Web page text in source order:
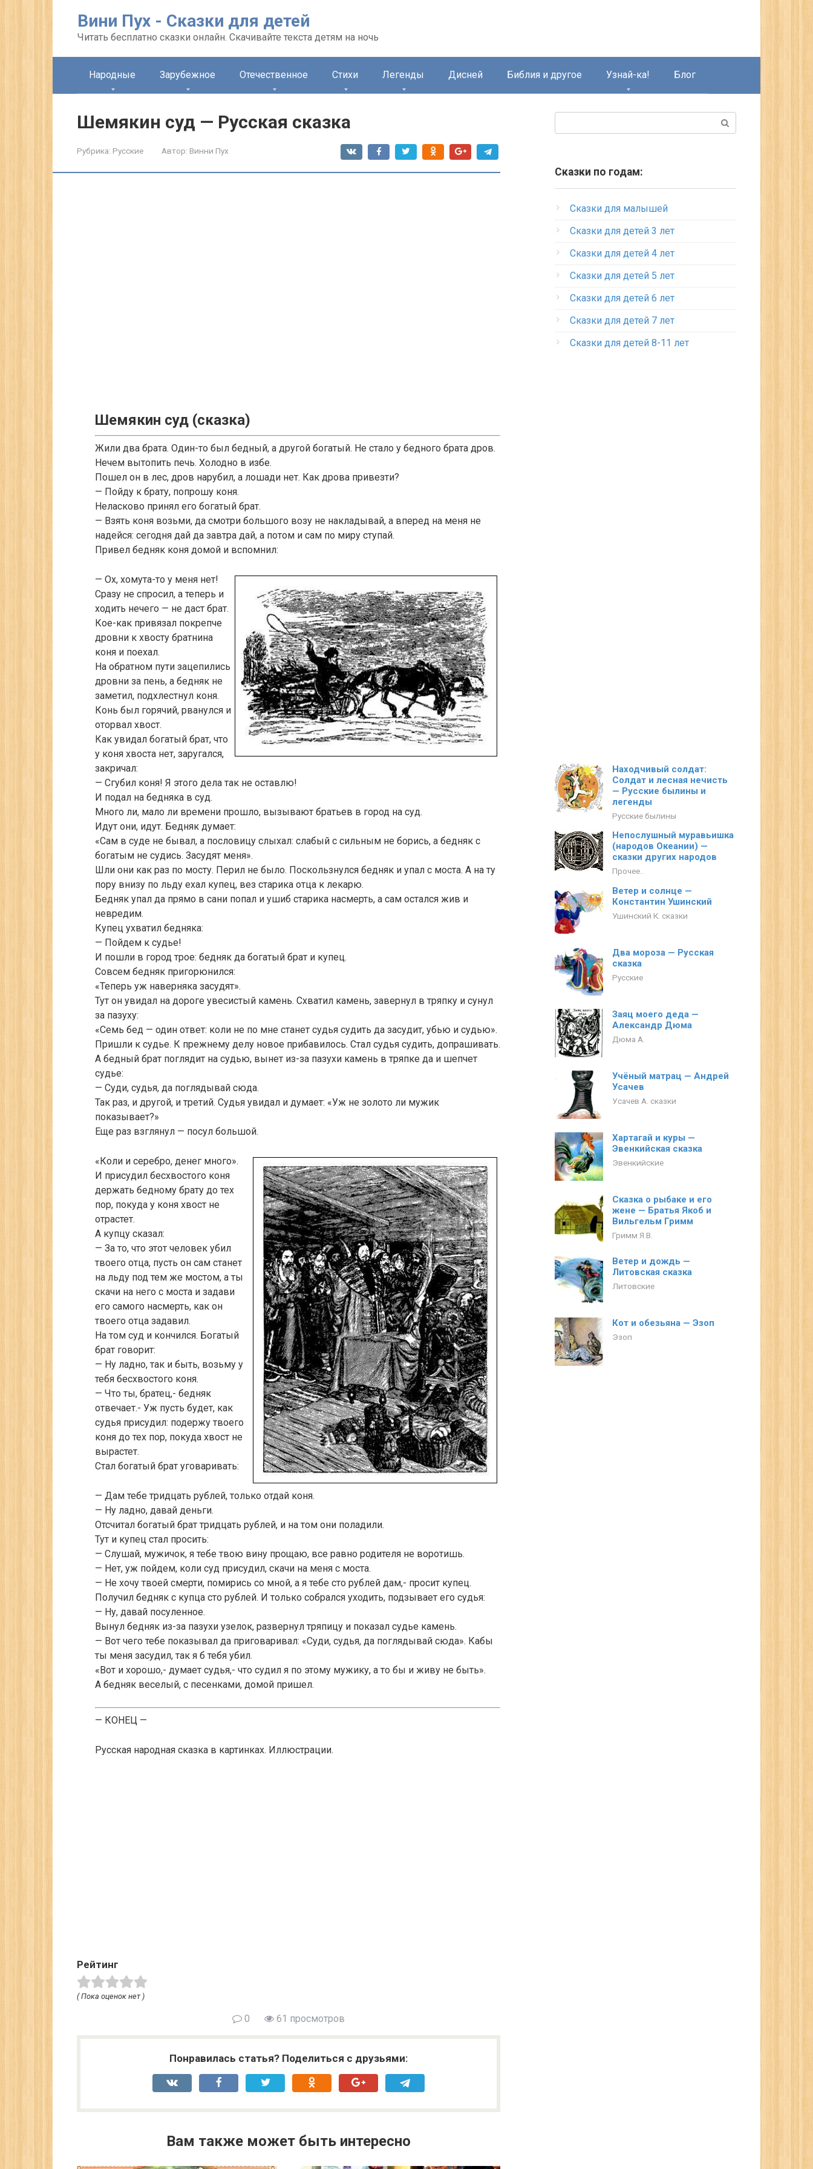
Вини Пух - Сказки для детей
Читать бесплатно сказки онлайн. Скачивайте текста детям на ночь
Народные Зарубежное Отечественное Стихи Легенды Дисней Библия и другое Узнай-ка! Блог
Шемякин суд — Русская сказка
Рубрика: Русские Автор: Винни Пух
Шемякин суд (сказка)
Жили два брата. Один-то был бедный, а другой богатый. Не стало у бедного брата дров.
Нечем вытопить печь. Холодно в избе.
Пошел он в лес, дров нарубил, а лошади нет. Как дрова привезти?
— Пойду к брату, попрошу коня.
Неласково принял его богатый брат.
— Взять коня возьми, да смотри большого возу не накладывай, а вперед на меня не
надейся: сегодня дай да завтра дай, а потом и сам по миру ступай.
Привел бедняк коня домой и вспомнил:
— Ох, хомута-то у меня нет!
Сразу не спросил, а теперь и
ходить нечего — не даст брат.
Кое-как привязал покрепче
дровни к хвосту братнина
коня и поехал.
На обратном пути зацепились
дровни за пень, а бедняк не
заметил, подхлестнул коня.
Конь был горячий, рванулся и
оторвал хвост.
Как увидал богатый брат, что
у коня хвоста нет, заругался,
закричал:
— Сгубил коня! Я этого дела так не оставлю!
И подал на бедняка в суд.
Много ли, мало ли времени прошло, вызывают братьев в город на суд.
Идут они, идут. Бедняк думает:
«Сам в суде не бывал, а пословицу слыхал: слабый с сильным не борись, а бедняк с
богатым не судись. Засудят меня».
Шли они как раз по мосту. Перил не было. Поскользнулся бедняк и упал с моста. А на ту
пору внизу по льду ехал купец, вез старика отца к лекарю.
Бедняк упал да прямо в сани попал и ушиб старика насмерть, а сам остался жив и
невредим.
Купец ухватил бедняка:
— Пойдем к судье!
И пошли в город трое: бедняк да богатый брат и купец.
Совсем бедняк пригорюнился:
«Теперь уж наверняка засудят».
Тут он увидал на дороге увесистый камень. Схватил камень, завернул в тряпку и сунул
за пазуху:
«Семь бед — один ответ: коли не по мне станет судья судить да засудит, убью и судью».
Пришли к судье. К прежнему делу новое прибавилось. Стал судья судить, допрашивать.
А бедный брат поглядит на судью, вынет из-за пазухи камень в тряпке да и шепчет
судье:
— Суди, судья, да поглядывай сюда.
Так раз, и другой, и третий. Судья увидал и думает: «Уж не золото ли мужик
показывает?»
Еще раз взглянул — посул большой.
«Коли и серебро, денег много».
И присудил бесхвостого коня
держать бедному брату до тех
пор, покуда у коня хвост не
отрастет.
А купцу сказал:
— За то, что этот человек убил
твоего отца, пусть он сам станет
на льду под тем же мостом, а ты
скачи на него с моста и задави
его самого насмерть, как он
твоего отца задавил.
На том суд и кончился. Богатый
брат говорит:
— Ну ладно, так и быть, возьму у
тебя бесхвостого коня.
— Что ты, братец,- бедняк
отвечает.- Уж пусть будет, как
судья присудил: подержу твоего
коня до тех пор, покуда хвост не
вырастет.
Стал богатый брат уговаривать:
— Дам тебе тридцать рублей, только отдай коня.
— Ну ладно, давай деньги.
Отсчитал богатый брат тридцать рублей, и на том они поладили.
Тут и купец стал просить:
— Слушай, мужичок, я тебе твою вину прощаю, все равно родителя не воротишь.
— Нет, уж пойдем, коли суд присудил, скачи на меня с моста.
— Не хочу твоей смерти, помирись со мной, а я тебе сто рублей дам,- просит купец.
Получил бедняк с купца сто рублей. И только собрался уходить, подзывает его судья:
— Ну, давай посуленное.
Вынул бедняк из-за пазухи узелок, развернул тряпицу и показал судье камень.
— Вот чего тебе показывал да приговаривал: «Суди, судья, да поглядывай сюда». Кабы
ты меня засудил, так я б тебя убил.
«Вот и хорошо,- думает судья,- что судил я по этому мужику, а то бы и живу не быть».
А бедняк веселый, с песенками, домой пришел.
— КОНЕЦ —
Русская народная сказка в картинках. Иллюстрации.
Рейтинг
( Пока оценок нет )
0 61 просмотров
Понравилась статья? Поделиться с друзьями:
Вам также может быть интересно
Сказки по годам:
Сказки для малышей
Сказки для детей 3 лет
Сказки для детей 4 лет
Сказки для детей 5 лет
Сказки для детей 6 лет
Сказки для детей 7 лет
Сказки для детей 8-11 лет
Находчивый солдат:
Солдат и лесная нечисть
— Русские былины и
легенды
Русские былины
Непослушный муравьишка
(народов Океании) —
сказки других народов
Прочее..
Ветер и солнце —
Константин Ушинский
Ушинский К. сказки
Два мороза — Русская
сказка
Русские
Заяц моего деда —
Александр Дюма
Дюма А.
Учёный матрац — Андрей
Усачев
Усачев А. сказки
Хартагай и куры —
Эвенкийская сказка
Эвенкийские
Сказка о рыбаке и его
жене — Братья Якоб и
Вильгельм Гримм
Гримм Я.В.
Ветер и дождь —
Литовская сказка
Литовские
Кот и обезьяна — Эзоп
Эзоп